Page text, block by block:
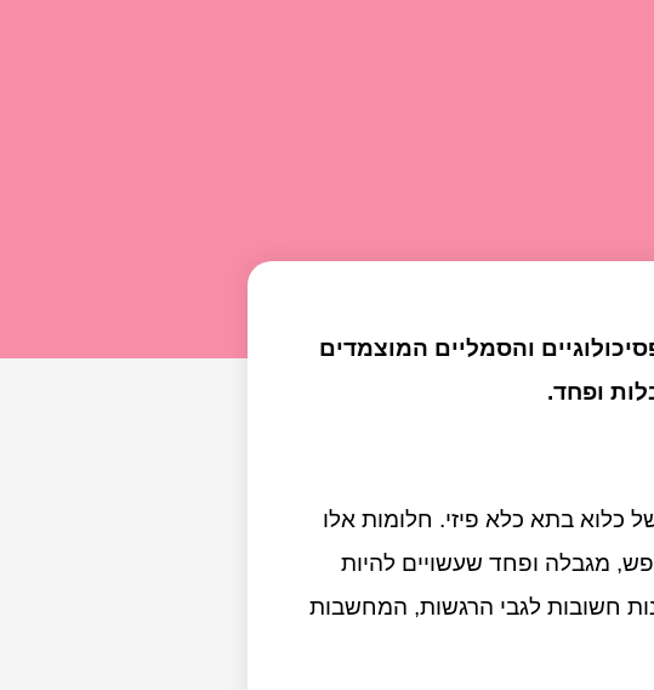
והסמליים המוצמדים
ופחד.
כלוא בתא כלא פיזי. חלומות אלו
מגבלה ופחד שעשויים להיות
חשובות לגבי הרגשות, המחשבות